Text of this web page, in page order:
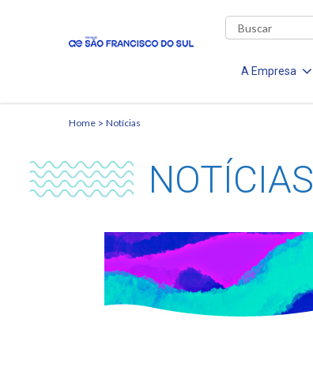
A Empresa
Home Notícias
NOTÍCIAS